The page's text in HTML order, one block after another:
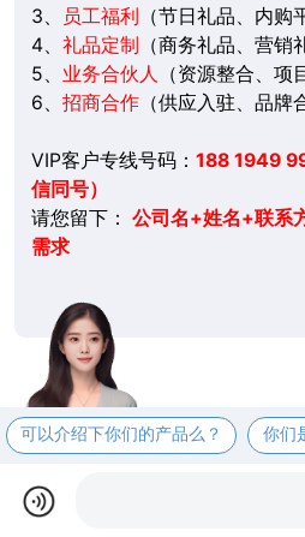
3、
员工福利 （节日礼品、内购
4、 礼品定制 （商务礼品、营销
5、 业务合伙人
（资源整合、项
6、 招商合作（供应入驻、品牌
VIP客户专线号码： 188 1949
信同号）
请您留下： 公司名+姓名+联系
需求
可以介绍下你们的产品么？ 你们